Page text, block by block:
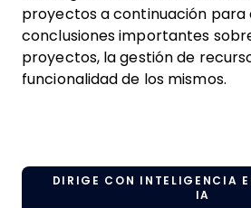
proyectos a continuación para
conclusiones importantes
proyectos, la gestión de
funcionalidad de los mismos.
DIRIGE CON INTELIGENCIA
IA